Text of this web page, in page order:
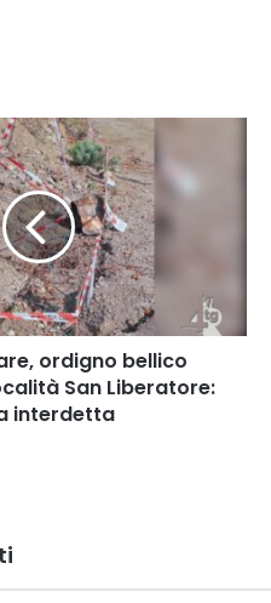
ordigno bellico
San Liberatore:
interdetta